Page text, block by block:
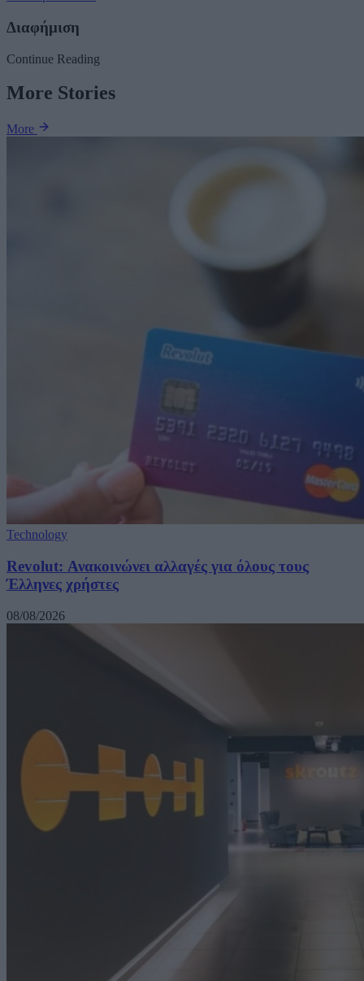
Διαφήμιση
Continue Reading
More Stories
More
Technology
Revolut: Ανακοινώνει αλλαγές για όλους τους
Έλληνες χρήστες
08/08/2026